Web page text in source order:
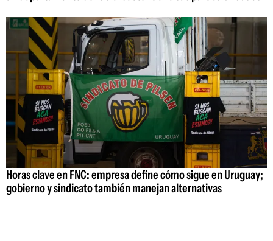
Horas clave en FNC: empresa define cómo sigue en Uruguay;
gobierno y sindicato también manejan alternativas